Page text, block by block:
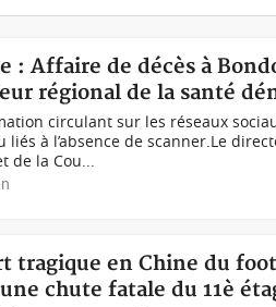
: Affaire de décès à
régional de la santé
circulant sur les réseaux
liés à l’absence de scanner.Le
de la Cou...
tragique en Chine du
chute fatale du 11è